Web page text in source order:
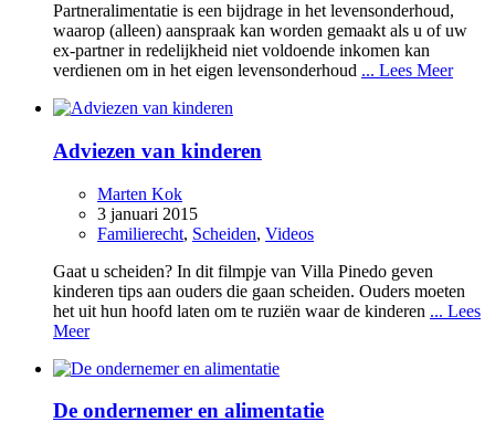
Partneralimentatie is een bijdrage in het levensonderhoud,
waarop (alleen) aanspraak kan worden gemaakt als u of uw
ex-partner in redelijkheid niet voldoende inkomen kan
verdienen om in het eigen levensonderhoud ... Lees Meer
Adviezen van kinderen
Marten Kok
3 januari 2015
Familierecht, Scheiden, Videos
Gaat u scheiden? In dit filmpje van Villa Pinedo geven
kinderen tips aan ouders die gaan scheiden. Ouders moeten
het uit hun hoofd laten om te ruziën waar de kinderen ... Lees
Meer
De ondernemer en alimentatie